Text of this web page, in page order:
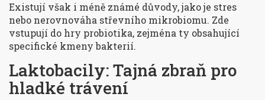
Existují však i méně známé důvody, jako je stres
nebo nerovnováha střevního mikrobiomu. Zde
vstupují do hry probiotika, zejména ty obsahující
specifické kmeny bakterií.
Laktobacily: Tajná zbraň pro
hladké trávení